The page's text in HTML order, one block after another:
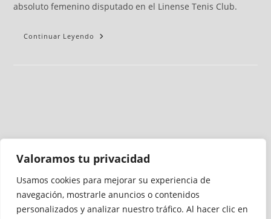
Valoramos tu privacidad
Usamos cookies para mejorar su experiencia de
navegación, mostrarle anuncios o contenidos
personalizados y analizar nuestro tráfico. Al hacer clic en
absoluto femenino disputado en el Linense Tenis Club.
Continuar Leyendo
Medio auditado por